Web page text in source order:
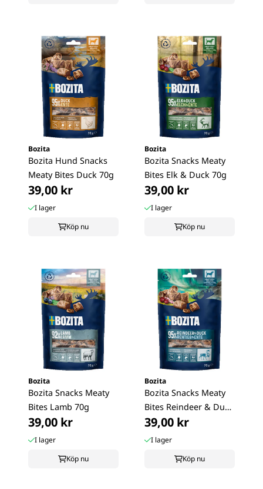
Bozita
Bozita Hund Snacks
Meaty Bites Duck 70g
39,00 kr
I lager
Köp nu
Bozita
Bozita Snacks Meaty
Bites Elk & Duck 70g
39,00 kr
I lager
Köp nu
Bozita
Bozita Snacks Meaty
Bites Lamb 70g
39,00 kr
I lager
Köp nu
Bozita
Bozita Snacks Meaty
Bites Reindeer & Duck
70g
39,00 kr
I lager
Köp nu